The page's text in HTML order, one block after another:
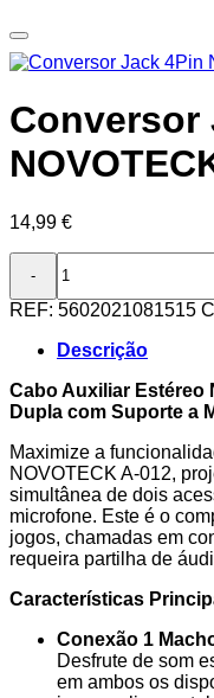
Conversor
14,99 €
Quantidade
Conversor
4Pin
A-
012
REF: 5602021081515
Descrição
Cabo Auxiliar Estéreo
Dupla com Suporte a
Maximize a
NOVOTECK A-012,
simultânea de dois
microfone. Este é o
jogos, chamadas em
requeira partilha de
Características
Conexão 1
Desfrute de som
em ambos os